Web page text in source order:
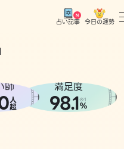
占い記事 今日の運勢
師
人
超
満足度
98.1※1
%